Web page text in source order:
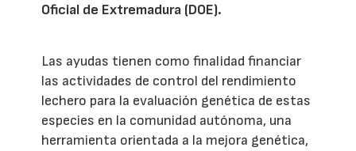
Oficial de Extremadura (DOE).
Las ayudas tienen como finalidad financiar
las actividades de control del rendimiento
lechero para la evaluación genética de estas
especies en la comunidad autónoma, una
herramienta orientada a la mejora genética,